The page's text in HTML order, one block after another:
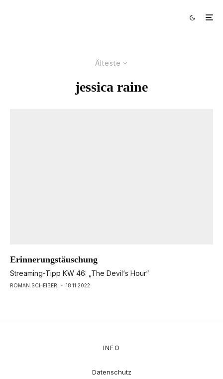
Älteste
jessica raine
Erinnerungstäuschung
Streaming-Tipp KW 46: „The Devil‘s Hour“
ROMAN SCHEIBER · 18.11.2022
INFO
Datenschutz